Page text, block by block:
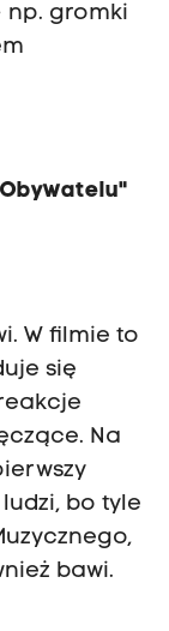
np. gromki
W filmie to
się
Na
bo tyle
bawi.